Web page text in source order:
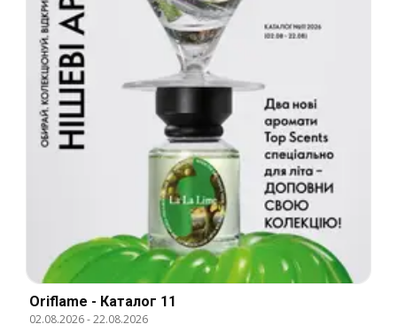
Oriflame - Каталог 11
02.08.2026-22.08.2026